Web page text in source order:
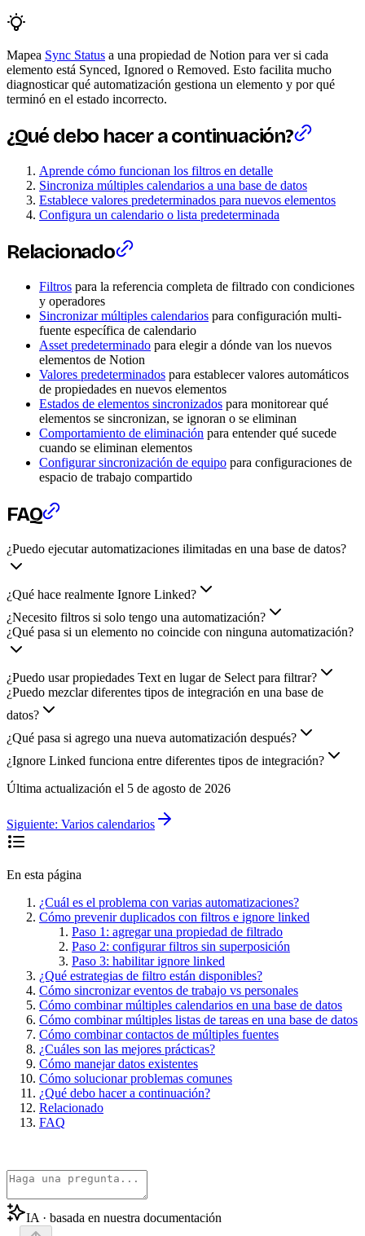
Mapea Sync Status a una propiedad de Notion para ver si cada
elemento está Synced, Ignored o Removed. Esto facilita mucho
diagnosticar qué automatización gestiona un elemento y por qué
terminó en el estado incorrecto.
¿Qué debo hacer a continuación?
Aprende cómo funcionan los filtros en detalle
Sincroniza múltiples calendarios a una base de datos
Establece valores predeterminados para nuevos elementos
Configura un calendario o lista predeterminada
Relacionado
Filtros para la referencia completa de filtrado con condiciones
y operadores
Sincronizar múltiples calendarios para configuración multi-
fuente específica de calendario
Asset predeterminado para elegir a dónde van los nuevos
elementos de Notion
Valores predeterminados para establecer valores automáticos
de propiedades en nuevos elementos
Estados de elementos sincronizados para monitorear qué
elementos se sincronizan, se ignoran o se eliminan
Comportamiento de eliminación para entender qué sucede
cuando se eliminan elementos
Configurar sincronización de equipo para configuraciones de
espacio de trabajo compartido
FAQ
¿Puedo ejecutar automatizaciones ilimitadas en una base de datos?
¿Qué hace realmente Ignore Linked?
¿Necesito filtros si solo tengo una automatización?
¿Qué pasa si un elemento no coincide con ninguna automatización?
¿Puedo usar propiedades Text en lugar de Select para filtrar?
¿Puedo mezclar diferentes tipos de integración en una base de
datos?
¿Qué pasa si agrego una nueva automatización después?
¿Ignore Linked funciona entre diferentes tipos de integración?
Última actualización el 5 de agosto de 2026
Siguiente: Varios calendarios
En esta página
¿Cuál es el problema con varias automatizaciones?
Cómo prevenir duplicados con filtros e ignore linked
Paso 1: agregar una propiedad de filtrado
Paso 2: configurar filtros sin superposición
Paso 3: habilitar ignore linked
¿Qué estrategias de filtro están disponibles?
Cómo sincronizar eventos de trabajo vs personales
Cómo combinar múltiples calendarios en una base de datos
Cómo combinar múltiples listas de tareas en una base de datos
Cómo combinar contactos de múltiples fuentes
¿Cuáles son las mejores prácticas?
Cómo manejar datos existentes
Cómo solucionar problemas comunes
¿Qué debo hacer a continuación?
Relacionado
FAQ
IA · basada en nuestra documentación